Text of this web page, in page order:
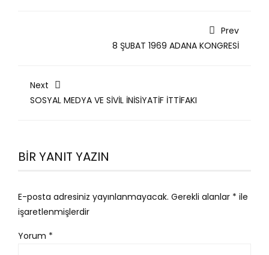
Prev
8 ŞUBAT 1969 ADANA KONGRESİ
Next
SOSYAL MEDYA VE SİVİL İNİSİYATİF İTTİFAKI
BIR YANIT YAZIN
E-posta adresiniz yayınlanmayacak. Gerekli alanlar * ile
işaretlenmişlerdir
Yorum *